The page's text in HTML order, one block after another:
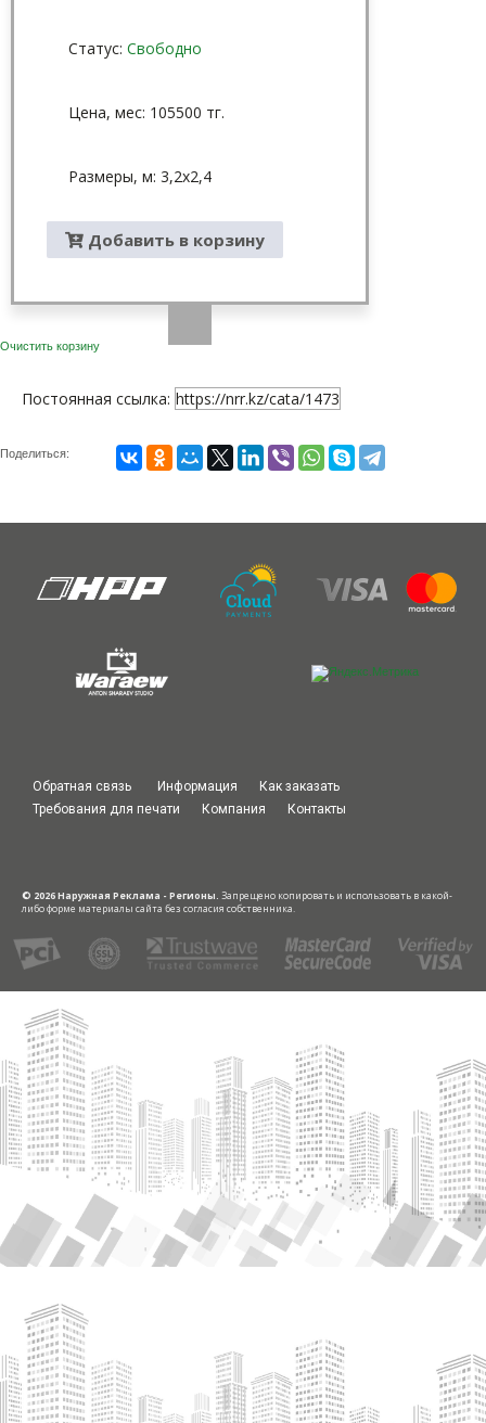
Статус: Свободно
Цена, мес: 105500 тг.
Размеры, м: 3,2x2,4
Добавить в корзину
Очистить корзину
Постоянная ссылка: https://nrr.kz/cata/1473
Поделиться:
Обратная связь Информация
Как заказать
Требования для печати
Компания Контакты
© 2026 Наружная Реклама - Регионы. Запрещено копировать и использовать в какой-
либо форме материалы сайта без согласия собственника.